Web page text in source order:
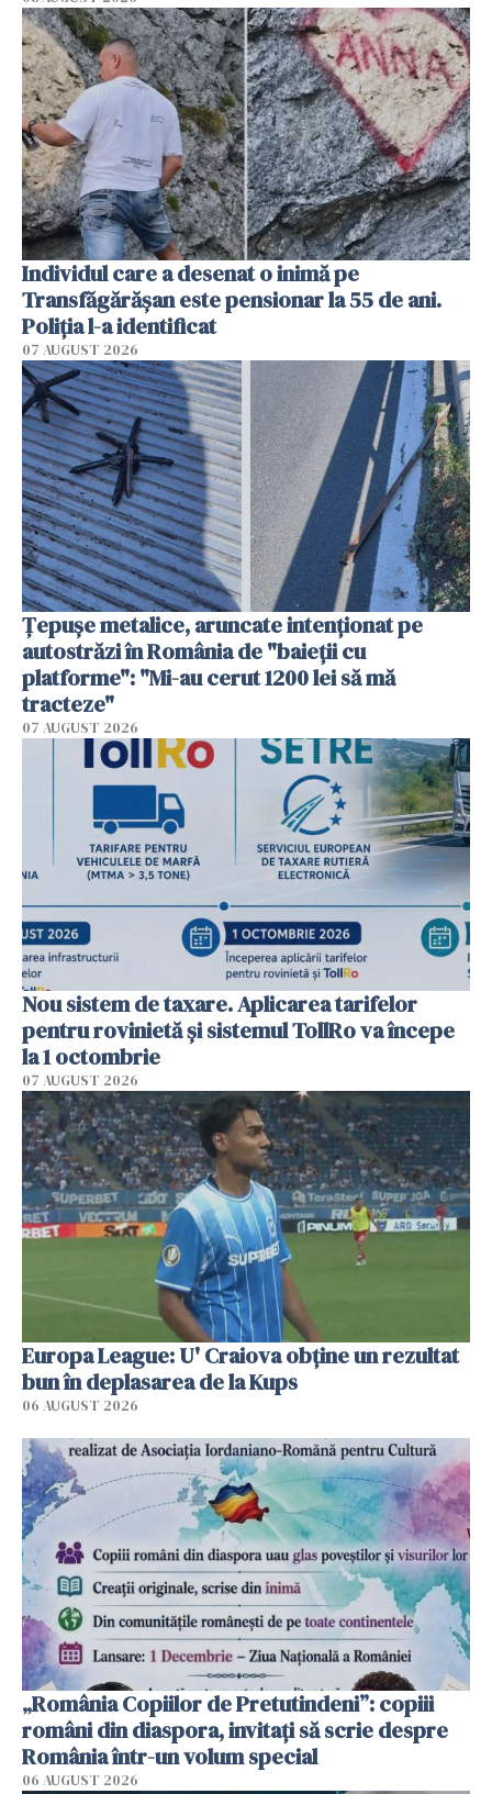
Individul care a desenat o inimă pe
Transfăgărășan este pensionar la 55 de ani.
Poliția l-a identificat
07 AUGUST 2026
Țepușe metalice, aruncate intenționat pe
autostrăzi în România de "baieții cu
platforme": "Mi-au cerut 1200 lei să mă
tracteze"
07 AUGUST 2026
Nou sistem de taxare. Aplicarea tarifelor
pentru rovinietă şi sistemul TollRo va începe
la 1 octombrie
07 AUGUST 2026
Europa League: U' Craiova obține un rezultat
bun în deplasarea de la Kups
06 AUGUST 2026
„România Copiilor de Pretutindeni”: copiii
români din diaspora, invitați să scrie despre
România într-un volum special
06 AUGUST 2026